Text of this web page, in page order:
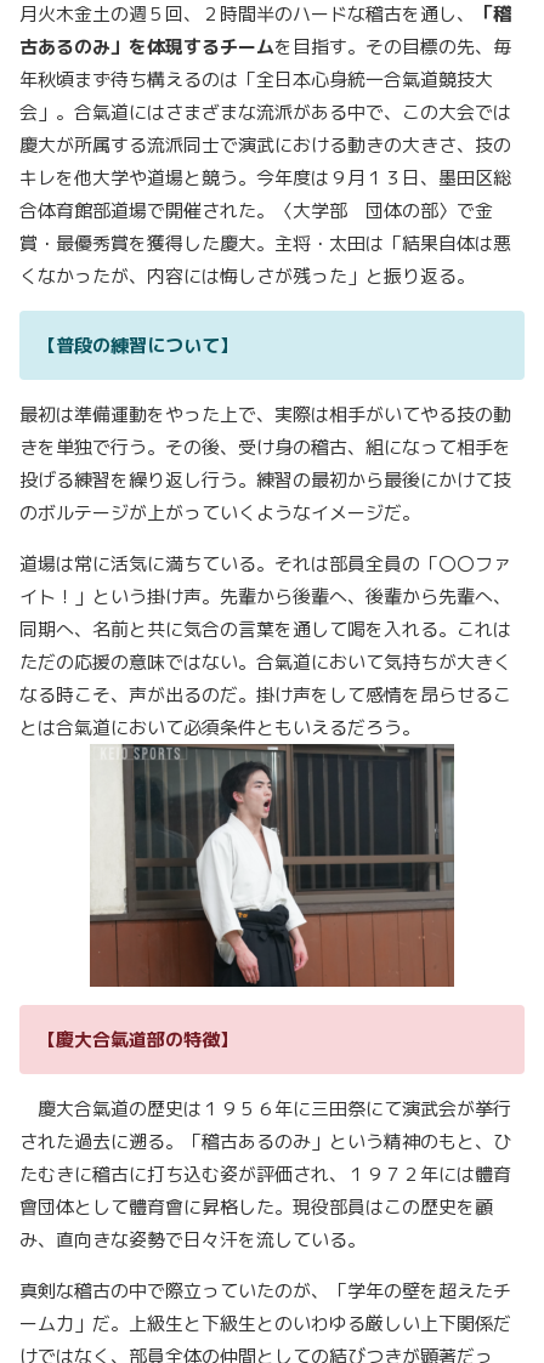
月火木金土の週５回、２時間半のハードな稽古を通し、
「稽
古あるのみ」を体現するチームを目指す。その目標の先、毎
年秋頃まず待ち構えるのは「全日本心身統一合氣道競技大
会」。合氣道にはさまざまな流派がある中で、この大会では
慶大が所属する流派同士で演武における動きの大きさ、技の
キレを他大学や道場と競う。今年度は９月１３日、墨田区総
合体育館部道場で開催された。〈大学部 団体の部〉で金
賞・最優秀賞を獲得した慶大。主将・太田は「結果自体は悪
くなかったが、内容には悔しさが残った」と振り返る。
【普段の練習について】
最初は準備運動をやった上で、実際は相手がいてやる技の動
きを単独で行う。その後、受け身の稽古、組になって相手を
投げる練習を繰り返し行う。練習の最初から最後にかけて技
のボルテージが上がっていくようなイメージだ。
道場は常に活気に満ちている。それは部員全員の「〇〇ファ
イト！」という掛け声。先輩から後輩へ、後輩から先輩へ、
同期へ、名前と共に気合の言葉を通して喝を入れる。これは
ただの応援の意味ではない。合氣道において気持ちが大きく
なる時こそ、声が出るのだ。掛け声をして感情を昂らせるこ
とは合氣道において必須条件ともいえるだろう。
【慶大合氣道部の特徴】
慶大合氣道の歴史は１９５６年に三田祭にて演武会が挙行
された過去に遡る。「稽古あるのみ」という精神のもと、ひ
たむきに稽古に打ち込む姿が評価され、１９７２年には體育
會団体として體育會に昇格した。現役部員はこの歴史を顧
み、直向きな姿勢で日々汗を流している。
真剣な稽古の中で際立っていたのが、「学年の壁を超えたチ
ーム力」だ。上級生と下級生とのいわゆる厳しい上下関係だ
けではなく、部員全体の仲間としての結びつきが顕著だっ